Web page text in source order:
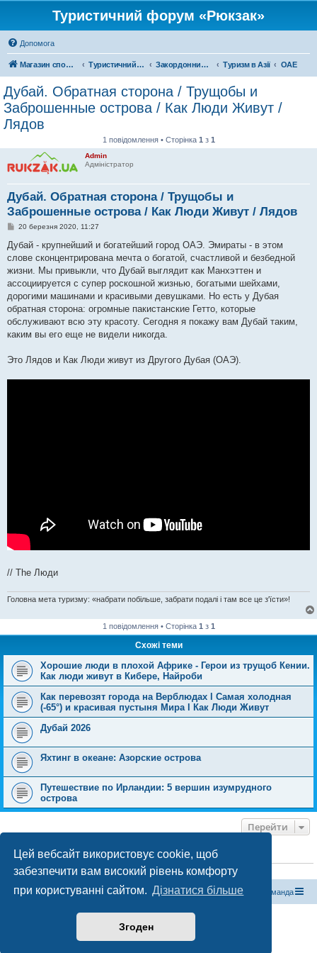
Цей вебсайт використовує cookie, щоб
забезпечити вам високий рівень комфорту
при користуванні сайтом. Дізнатися більше
Згоден
Туристичний форум «Рюкзак»
Допомога
Магазин спорядження Туристичний форум «Рюкзак» Закордонний туризм Туризм в Азії ОАЕ
Дубай. Обратная сторона / Трущобы и
Заброшенные острова / Как Люди Живут /
Лядов
1 повідомлення • Сторінка 1 з 1
Admin
Адміністратор
Дубай. Обратная сторона / Трущобы и
Заброшенные острова / Как Люди Живут / Лядов
П
в
і
д
о
л
е
н
н
я
20 березня 2020, 11:27
Дубай - крупнейший и богатейший город ОАЭ. Эмираты - в этом
слове сконцентрирована мечта о богатой, счастливой и безбедной
жизни. Мы привыкли, что Дубай выглядит как Манхэттен и
ассоциируется с супер роскошной жизнью, богатыми шейхами,
дорогими машинами и красивыми девушками. Но есть у Дубая
обратная сторона: огромные пакистанские Гетто, которые
обслуживают всю эту красоту. Сегодня я покажу вам Дубай таким,
каким вы его еще не видели никогда.
Это Лядов и Как Люди живут из Другого Дубая (ОАЭ).
// The Люди
Головна мета туризму: «набрати побільше, забрати подалі і там все це з'їсти»!
1 повідомлення • Сторінка 1 з 1
Схожі теми
Хорошие люди в плохой Африке - Герои из трущоб Кении.
Как люди живут в Кибере, Найроби
Как перевозят города на Верблюдах l Самая холодная
(-65°) и красивая пустыня Мира l Как Люди Живут
Дубай 2026
Яхтинг в океане: Азорские острова
Путешествие по Ирландии: 5 вершин изумрудного
острова
Перейти
ХТО ЗАРАЗ ОНЛАЙН
Зараз переглядають цей форум:ClaudeBot [бот ШІ]і 1 гість
Магазин спорядження Туристичний форум «Рюкзак» Команда
Працює на phpBB® Forum Software © phpBB Limited
Конфіденційність